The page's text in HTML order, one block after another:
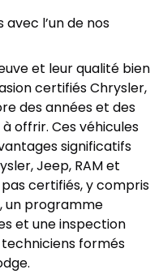
l’un de nos
et leur qualité bien
certifiés Chrysler,
des années et des
offrir. Ces véhicules
significatifs
Jeep, RAM et
certifiés, y compris
un programme
et une inspection
formés